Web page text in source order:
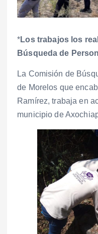
*Los trabajos los
Búsqueda de
La Comisión de
de Morelos que
Ramírez, trabaja en
municipio de